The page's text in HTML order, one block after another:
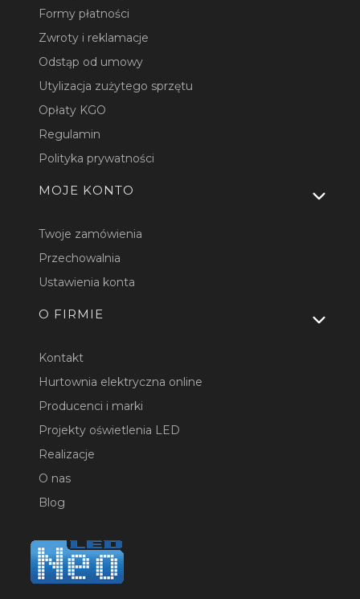
Formy płatności
Zwroty i reklamacje
Odstąp od umowy
Utylizacja zużytego sprzętu
Opłaty KGO
Regulamin
Polityka prywatności
MOJE KONTO
Twoje zamówienia
Przechowalnia
Ustawienia konta
O FIRMIE
Kontakt
Hurtownia elektryczna online
Producenci i marki
Projekty oświetlenia LED
Realizacje
O nas
Blog